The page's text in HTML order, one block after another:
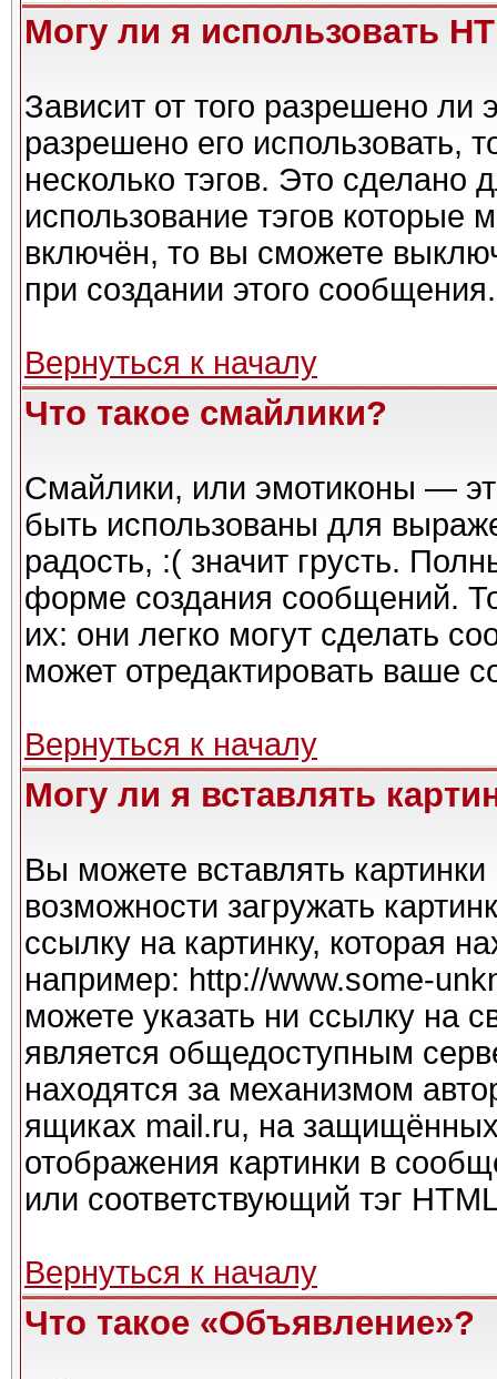
Могу ли я использовать
Зависит от того разрешено ли
разрешено его использовать,
несколько тэгов. Это сделано
использование тэгов которые
включён, то вы сможете
при создании этого сообщения.
Вернуться к началу
Что такое смайлики?
Смайлики, или эмотиконы —
быть использованы для
радость, :( значит грусть.
форме создания сообщений.
их: они легко могут сделать
может отредактировать ваше
Вернуться к началу
Могу ли я вставлять
Вы можете вставлять
возможности загружать
ссылку на картинку, которая
например: http://www.some-
можете указать ни ссылку на
является общедоступным
находятся за механизмом
ящиках mail.ru, на
отображения картинки в
или соответствующий тэг
Вернуться к началу
Что такое «Объявление»?